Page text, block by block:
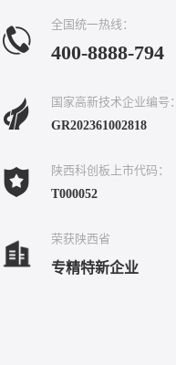
全国统一热线：
400-8888-794
国家高新技术企业编号：
GR202361002818
陕西科创板上市代码：
T000052
荣获陕西省
专精特新企业